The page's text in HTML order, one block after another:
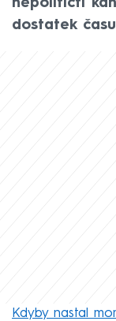
nepolitičtí
dostatek
Kdyby nastal